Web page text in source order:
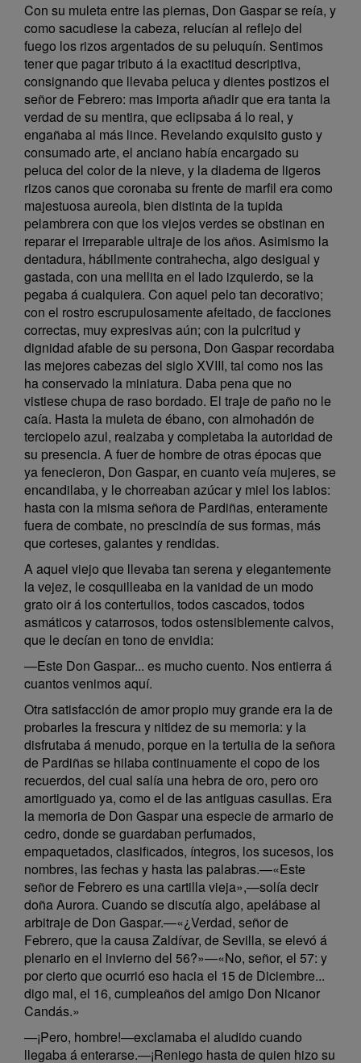
Con su muleta entre las piernas, Don Gaspar se reía, y
como sacudiese la cabeza, relucían al reflejo del
fuego los rizos argentados de su peluquín. Sentimos
tener que pagar tributo á la exactitud descriptiva,
consignando que llevaba peluca y dientes postizos el
señor de Febrero: mas importa añadir que era tanta la
verdad de su mentira, que eclipsaba á lo real, y
engañaba al más lince. Revelando exquisito gusto y
consumado arte, el anciano había encargado su
peluca del color de la nieve, y la diadema de ligeros
rizos canos que coronaba su frente de marfil era como
majestuosa aureola, bien distinta de la tupida
pelambrera con que los viejos verdes se obstinan en
reparar el irreparable ultraje de los años. Asimismo la
dentadura, hábilmente contrahecha, algo desigual y
gastada, con una mellita en el lado izquierdo, se la
pegaba á cualquiera. Con aquel pelo tan decorativo;
con el rostro escrupulosamente afeitado, de facciones
correctas, muy expresivas aún; con la pulcritud y
dignidad afable de su persona, Don Gaspar recordaba
las mejores cabezas del siglo XVIII, tal como nos las
ha conservado la miniatura. Daba pena que no
vistiese chupa de raso bordado. El traje de paño no le
caía. Hasta la muleta de ébano, con almohadón de
terciopelo azul, realzaba y completaba la autoridad de
su presencia. A fuer de hombre de otras épocas que
ya fenecieron, Don Gaspar, en cuanto veía mujeres, se
encandilaba, y le chorreaban azúcar y miel los labios:
hasta con la misma señora de Pardiñas, enteramente
fuera de combate, no prescindía de sus formas, más
que corteses, galantes y rendidas.
A aquel viejo que llevaba tan serena y elegantemente
la vejez, le cosquilleaba en la vanidad de un modo
grato oir á los contertulios, todos cascados, todos
asmáticos y catarrosos, todos ostensiblemente calvos,
que le decían en tono de envidia:
—Este Don Gaspar... es mucho cuento. Nos entierra á
cuantos venimos aquí.
Otra satisfacción de amor propio muy grande era la de
probarles la frescura y nitidez de su memoria: y la
disfrutaba á menudo, porque en la tertulia de la señora
de Pardiñas se hilaba continuamente el copo de los
recuerdos, del cual salía una hebra de oro, pero oro
amortiguado ya, como el de las antiguas casullas. Era
la memoria de Don Gaspar una especie de armario de
cedro, donde se guardaban perfumados,
empaquetados, clasificados, íntegros, los sucesos, los
nombres, las fechas y hasta las palabras.—«Este
señor de Febrero es una cartilla vieja»,—solía decir
doña Aurora. Cuando se discutía algo, apelábase al
arbitraje de Don Gaspar.—«¿Verdad, señor de
Febrero, que la causa Zaldívar, de Sevilla, se elevó á
plenario en el invierno del 56?»—«No, señor, el 57: y
por cierto que ocurrió eso hacia el 15 de Diciembre...
digo mal, el 16, cumpleaños del amigo Don Nicanor
Candás.»
—¡Pero, hombre!—exclamaba el aludido cuando
llegaba á enterarse.—¡Reniego hasta de quien hizo su